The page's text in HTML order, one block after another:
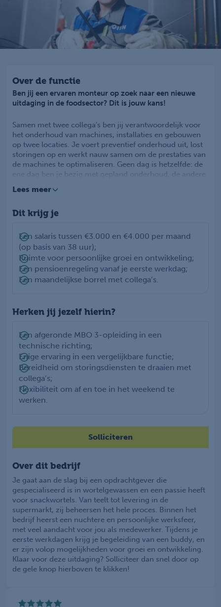
Over de functie
Ben jij een ervaren monteur op zoek naar een nieuwe
uitdaging in de foodsector? Dit is jouw kans!
Samen met twee collega's ben jij verantwoordelijk voor
het onderhoud van machines, installaties en gebouwen
op twee locaties. Je voert preventief onderhoud uit, lost
storingen op en werkt nauw samen om de prestaties van
de machines te optimaliseren. Geen dag is hetzelfde: de
ene dag ben je bezig met gepland onderhoud, de andere
Daarnaast denk je actief mee over verbeteringen om
Lees meer
Dit krijg je
Een salaris tussen €3.000 en €4.000 per maand
(op basis van 38 uur);
Ruimte voor persoonlijke groei en ontwikkeling;
Een pensioenregeling vanaf je eerste werkdag;
Een maandelijkse borrel met collega’s.
Herken jij jezelf hierin?
Een afgeronde MBO 3-opleiding in een
technische richting;
Enige ervaring in een vergelijkbare functie;
Bereidheid om storingsdiensten te draaien met
collega’s;
Flexibiliteit om af en toe in het weekend te
werken.
Solliciteren
Over dit bedrijf
Je gaat aan de slag bij een opdrachtgever die
gespecialiseerd is in wortelgewassen en een passie heeft
voor snackwortels. Van teelt tot levering in de
supermarkt, zij beheersen het hele proces. Binnen het
bedrijf heerst een nuchtere en persoonlijke werksfeer,
met veel aandacht voor jou als medewerker. Tijdens je
eerste werkdagen krijg je begeleiding van een buddy, en
er zijn volop mogelijkheden voor groei en ontwikkeling.
Klaar voor deze uitdaging? Solliciteer dan snel door op
de gele knop hierboven te klikken!